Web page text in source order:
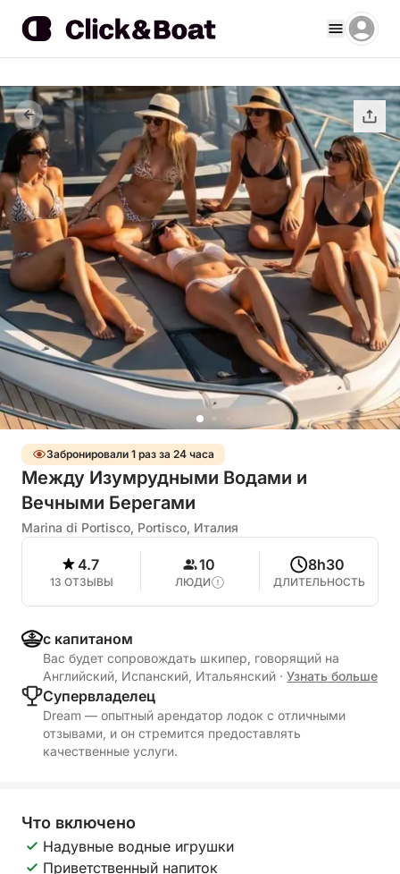
Забронировали 1 раз за 24 часа
Между Изумрудными Водами и
Вечными Берегами
Marina di Portisco, Portisco, Италия
4.7
13 ОТЗЫВЫ
10
ЛЮДИ
8h30
ДЛИТЕЛЬНОСТЬ
с капитаном
Вас будет сопровождать шкипер, говорящий на
Английский, Испанский, Итальянский · Узнать больше
Cупервладелец
Dream — опытный арендатор лодок с отличными
отзывами, и он стремится предоставлять
качественные услуги.
Что включено
Надувные водные игрушки
Приветственный напиток